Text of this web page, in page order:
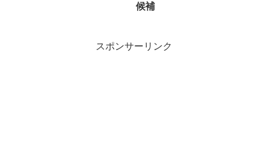
候補
スポンサーリンク